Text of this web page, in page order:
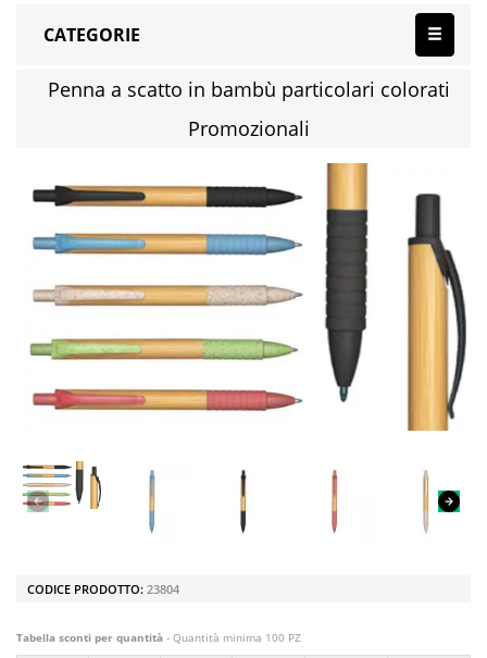
CATEGORIE
Penna a scatto in bambù particolari colorati
Promozionali
CODICE PRODOTTO: 23804
Tabella sconti per quantità - Quantità minima 100 PZ